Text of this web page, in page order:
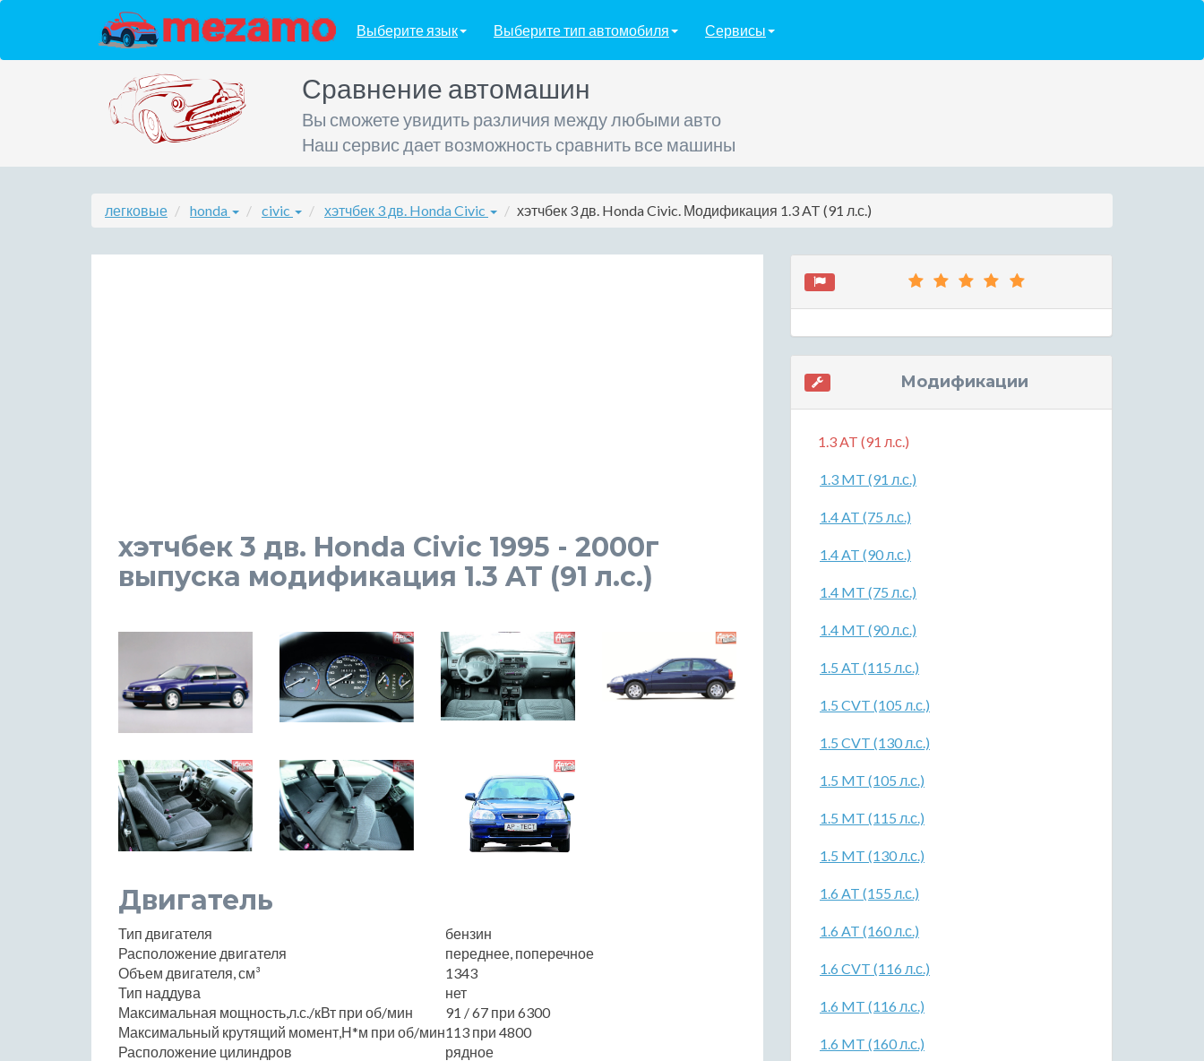
Выберите язык Выберите тип автомобиля Сервисы
Сравнение автомашин
Вы сможете увидить различия между любыми авто
Наш сервис дает возможность сравнить все машины
легковые honda civic хэтчбек 3 дв. Honda Civic хэтчбек 3 дв. Honda Civic. Модификация 1.3 AT (91 л.с.)
хэтчбек 3 дв. Honda Civic 1995 - 2000г
выпуска модификация 1.3 AT (91 л.с.)
Двигатель
Тип двигателя
бензин
Расположение двигателя
переднее, поперечное
Объем двигателя, см³
1343
Тип наддува
нет
Максимальная мощность,л.с./кВт при об/мин
91 / 67 при 6300
Максимальный крутящий момент,Н*м при об/мин113 при 4800
Расположение цилиндров
рядное
Модификации
1.3 AT (91 л.с.)
1.3 MT (91 л.с.)
1.4 AT (75 л.с.)
1.4 AT (90 л.с.)
1.4 MT (75 л.с.)
1.4 MT (90 л.с.)
1.5 AT (115 л.с.)
1.5 CVT (105 л.с.)
1.5 CVT (130 л.с.)
1.5 MT (105 л.с.)
1.5 MT (115 л.с.)
1.5 MT (130 л.с.)
1.6 AT (155 л.с.)
1.6 AT (160 л.с.)
1.6 CVT (116 л.с.)
1.6 MT (116 л.с.)
1.6 MT (160 л.с.)